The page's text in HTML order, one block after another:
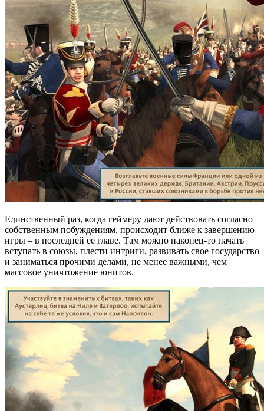
Единственный раз, когда геймеру дают действовать согласно
собственным побуждениям, происходит ближе к завершению
игры – в последней ее главе. Там можно наконец-то начать
вступать в союзы, плести интриги, развивать свое государство
и заниматься прочими делами, не менее важными, чем
массовое уничтожение юнитов.